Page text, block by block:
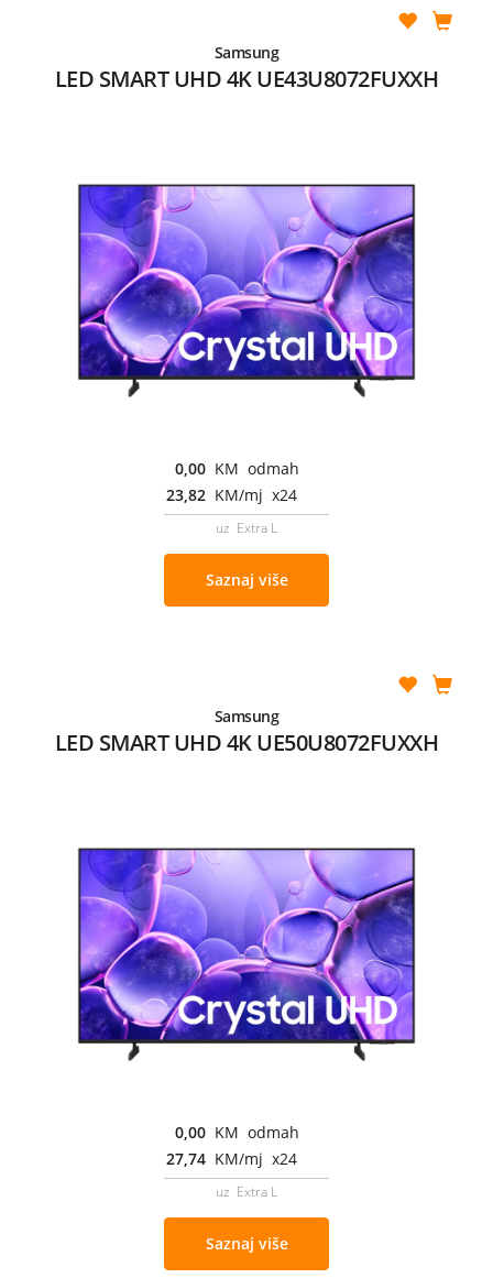
Samsung
LED SMART UHD 4K UE43U8072FUXXH
0,00 KM odmah
23,82 KM/mj x24
uz Extra L
Saznaj više
Samsung
LED SMART UHD 4K UE50U8072FUXXH
0,00 KM odmah
27,74 KM/mj x24
uz Extra L
Saznaj više